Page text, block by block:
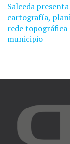
de
entradas
Salceda
cartografía,
rede topográfica
municipio